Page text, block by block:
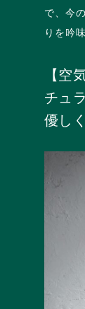
で、今
りを吟
【空
チュ
優し